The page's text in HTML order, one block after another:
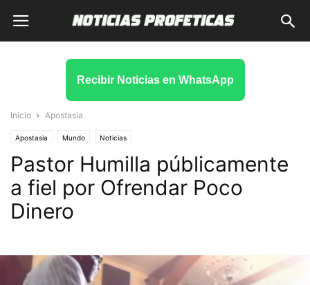
Recibir Noticias en WhatsApp
Inicio Apostasia
Apostasia Mundo Noticias
Pastor Humilla públicamente
a fiel por Ofrendar Poco
Dinero